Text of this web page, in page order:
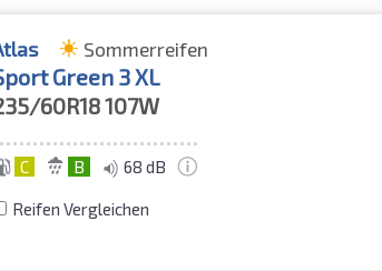
Sommerreifen
Green 3 XL
60R18107W
C B 68 dB
Reifen Vergleichen